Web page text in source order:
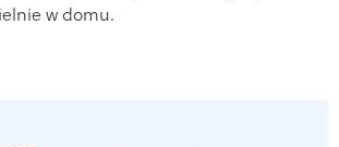
w domu.